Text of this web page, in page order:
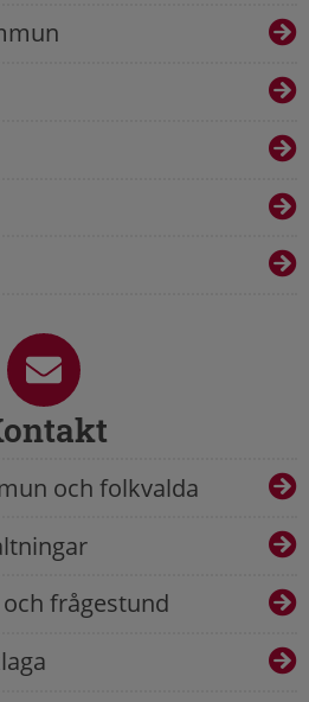
och folkvalda
frågestund